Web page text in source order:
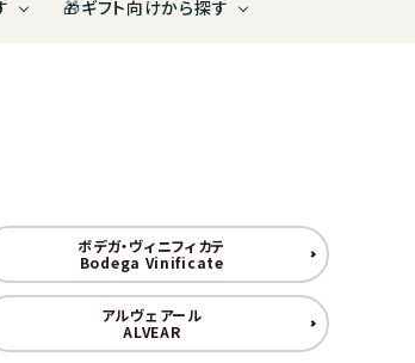
マグナムサイズ（1500ml以上のボトル）
ビール
ニュージーランド
10,000～29,999円
（株）相模屋本店
株式会社SOU
🎁ギフト向けから探す
ボデガ・ヴィニフィカテ
Bodega Vinificate
アルヴェアール
ALVEAR